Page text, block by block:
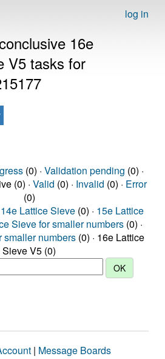
log in
16e
V5 tasks for
(0) · Validation pending (0) ·
(0) · Valid (0) · Invalid (0) · Error
(0)
14e Lattice Sieve (0) · 15e Lattice
Sieve for smaller numbers (0) ·
smaller numbers (0) · 16e Lattice
Sieve V5 (0)
| Message Boards